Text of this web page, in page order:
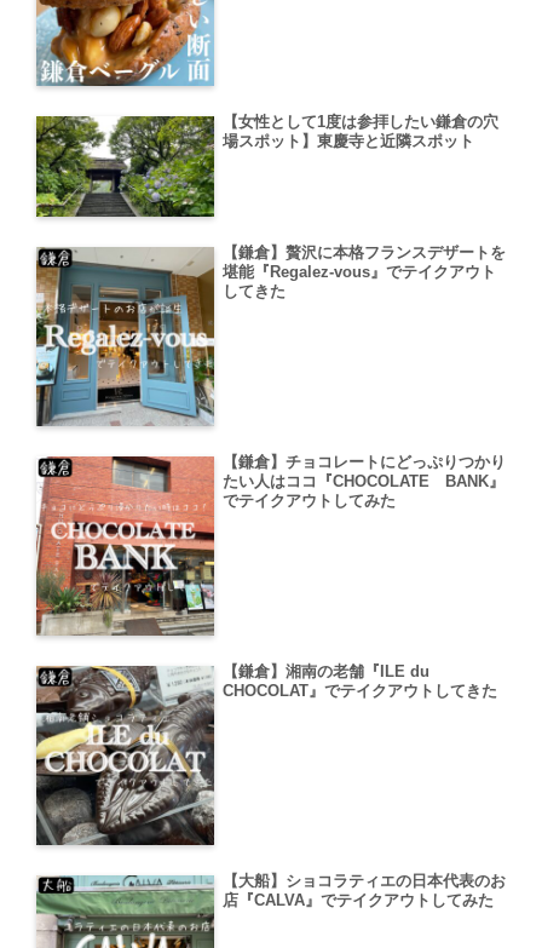
【女性として1度は参拝したい鎌倉の穴
場スポット】東慶寺と近隣スポット
【鎌倉】贅沢に本格フランスデザートを
堪能『Regalez‐vous』でテイクアウト
してきた
【鎌倉】チョコレートにどっぷりつかり
たい人はココ『CHOCOLATE BANK』
でテイクアウトしてみた
【鎌倉】湘南の老舗『ILE du
CHOCOLAT』でテイクアウトしてきた
【大船】ショコラティエの日本代表のお
店『CALVA』でテイクアウトしてみた